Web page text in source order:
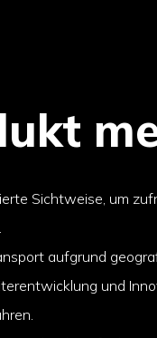
Sichtweise, um
aufgrund
und